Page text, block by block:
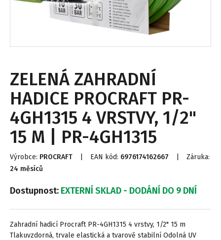
ZELENÁ ZAHRADNÍ
HADICE PROCRAFT PR-
4GH1315 4 VRSTVY, 1/2"
15 M | PR-4GH1315
Výrobce: PROCRAFT EAN kód: 6976174162667
Záruka:
24 měsíců
Dostupnost: EXTERNÍ SKLAD - DODÁNÍ DO 9 DNÍ
Zahradní hadicí Procraft PR-4GH1315 4 vrstvy, 1/2" 15 m
Tlakuvzdorná, trvale elastická a tvarově stabilní Odolná UV